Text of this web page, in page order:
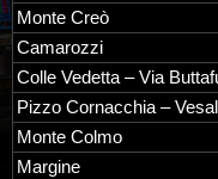
Monte Creò
Camarozzi
Colle Vedetta – Via
Pizzo Cornacchia –
Monte Colmo
Margine